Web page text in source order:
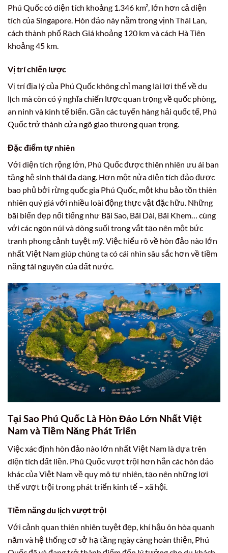
Phú Quốc có diện tích khoảng 1.346 km², lớn hơn cả diện
tích của Singapore. Hòn đảo này nằm trong vịnh Thái Lan,
cách thành phố Rạch Giá khoảng 120 km và cách Hà Tiên
khoảng 45 km.
Vị trí chiến lược
Vị trí địa lý của Phú Quốc không chỉ mang lại lợi thế về du
lịch mà còn có ý nghĩa chiến lược quan trọng về quốc phòng,
an ninh và kinh tế biển. Gần các tuyến hàng hải quốc tế, Phú
Quốc trở thành cửa ngõ giao thương quan trọng.
Đặc điểm tự nhiên
Với diện tích rộng lớn, Phú Quốc được thiên nhiên ưu ái ban
tặng hệ sinh thái đa dạng. Hơn một nửa diện tích đảo được
bao phủ bởi rừng quốc gia Phú Quốc, một khu bảo tồn thiên
nhiên quý giá với nhiều loài động thực vật đặc hữu. Những
bãi biển đẹp nổi tiếng như Bãi Sao, Bãi Dài, Bãi Khem… cùng
với các ngọn núi và dòng suối trong vắt tạo nên một bức
tranh phong cảnh tuyệt mỹ. Việc hiểu rõ về hòn đảo nào lớn
nhất Việt Nam giúp chúng ta có cái nhìn sâu sắc hơn về tiềm
năng tài nguyên của đất nước.
Tại Sao Phú Quốc Là Hòn Đảo Lớn Nhất Việt
Nam và Tiềm Năng Phát Triển
Việc xác định hòn đảo nào lớn nhất Việt Nam là dựa trên
diện tích đất liền. Phú Quốc vượt trội hơn hẳn các hòn đảo
khác của Việt Nam về quy mô tự nhiên, tạo nên những lợi
thế vượt trội trong phát triển kinh tế – xã hội.
Tiềm năng du lịch vượt trội
Với cảnh quan thiên nhiên tuyệt đẹp, khí hậu ôn hòa quanh
năm và hệ thống cơ sở hạ tầng ngày càng hoàn thiện, Phú